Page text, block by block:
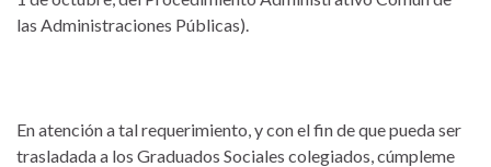
las Administraciones Públicas).
En atención a tal requerimiento, y con el fin de que pueda ser
trasladada a los Graduados Sociales colegiados, cúmpleme